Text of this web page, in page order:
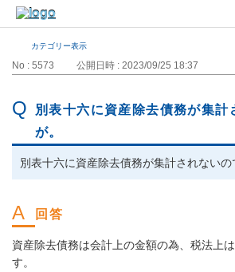
カテゴリー表示
No : 5573 公開日時 : 2023/09/25 18:37
別表十六に資産除去債務が集計
が。
別表十六に資産除去債務が集計されないの
資産除去債務は会計上の金額の為、税法上
す。